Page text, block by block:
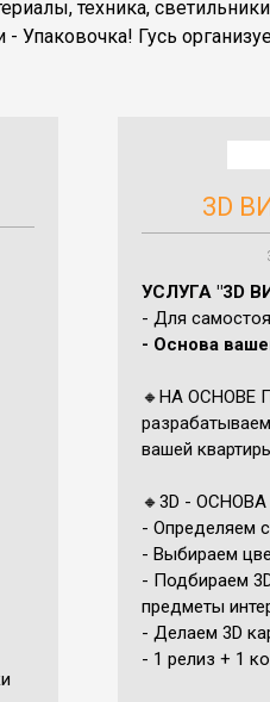
техника,
- Упаковочка! Гусь
3D
УСЛУГА "3D
- Для
- Основа
🔸НА ОСНОВЕ
вашей
🔸3D -
- Определяем
- Выбираем
- Подбираем
предметы
- Делаем 3D
- 1 релиз + 1